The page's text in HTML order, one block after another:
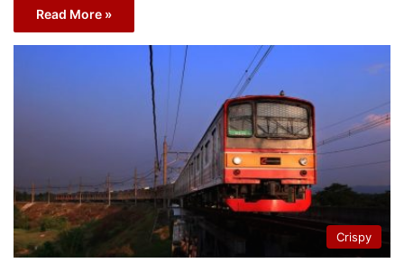
Read More »
Crispy